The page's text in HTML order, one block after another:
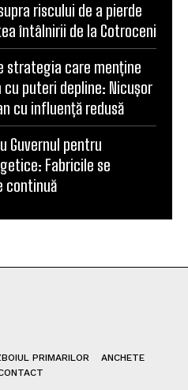
riscului de a pierde
întâlnirii de la Cotroceni
strategia care menține
cu puteri depline: Nicușor
cu influență redusă
Guvernul pentru
Fabricile se
continuă
PRIMARILOR
ANCHETE